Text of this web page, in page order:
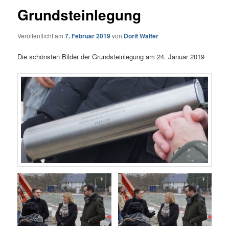
Grundsteinlegung
Veröffentlicht am7. Februar 2019von Dorit Walter
Die schönsten Bilder der Grundsteinlegung am 24. Januar 2019